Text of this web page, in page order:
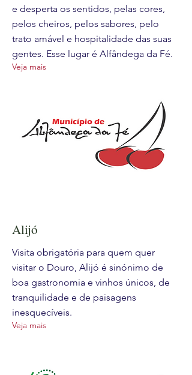
e desperta os sentidos, pelas cores,
pelos cheiros, pelos sabores, pelo
trato amável e hospitalidade das suas
gentes. Esse lugar é Alfândega da Fé.
Veja mais
Alijó
Visita obrigatória para quem quer
visitar o Douro, Alijó é sinónimo de
boa gastronomia e vinhos únicos, de
tranquilidade e de paisagens
inesquecíveis.
Veja mais